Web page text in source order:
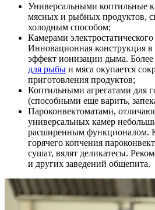
Универсальными коптильные
мясных и рыбных продуктов,
холодным способом;
Камерами
Инновационная конструкция в
эффект ионизации дыма. Более
для рыбы и мяса окупается
приготовления продуктов;
Коптильными агрегатами для
(способными еще варить,
Пароконвектоматами,
универсальных камер
расширенным функционалом.
горячего копчения
сушат, вялят деликатесы.
и других заведений общепита.